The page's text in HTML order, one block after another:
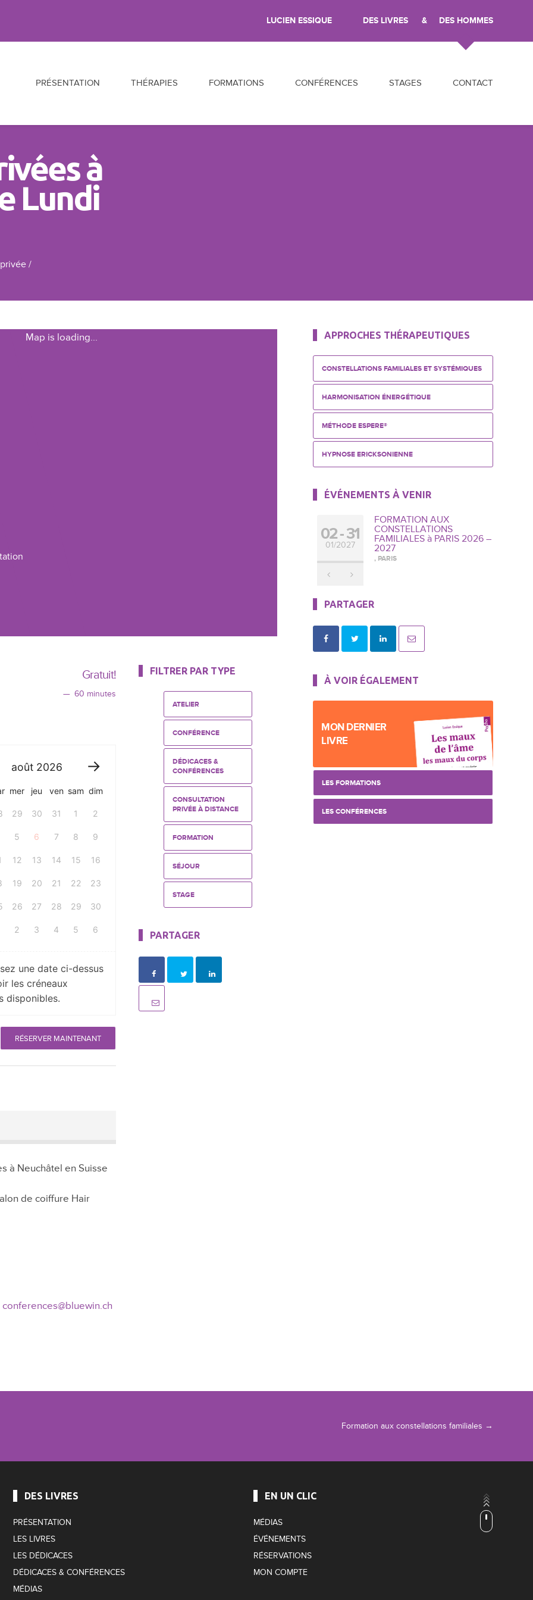
LUCIEN ESSIQUE DES LIVRES DES HOMMES
PRÉSENTATION THÉRAPIES FORMATIONS CONFÉRENCES STAGES CONTACT
à
Lundi
/
Map is loading...
Gratuit!
60 minutes
août 2026
mer jeu ven sam dim
29 30 31 1 2
5 6 7 8 9
12 13 14 15 16
19 20 21 22 23
26 27 28 29 30
2 3 4 5 6
une date ci-dessus
les créneaux
disponibles.
RÉSERVER MAINTENANT
à Neuchâtel en Suisse
de coiffure Hair
conferences@bluewin.ch
FILTRER PAR TYPE
ATELIER
CONFÉRENCE
DÉDICACES &
CONFÉRENCES
CONSULTATION
PRIVÉE À DISTANCE
FORMATION
SÉJOUR
STAGE
PARTAGER
APPROCHES THÉRAPEUTIQUES
CONSTELLATIONS FAMILIALES ET SYSTÉMIQUES
HARMONISATION ÉNERGÉTIQUE
MÉTHODE ESPERE®
HYPNOSE ERICKSONIENNE
ÉVÉNEMENTS À VENIR
02 31
01/2027
FORMATION AUX
CONSTELLATIONS
FAMILIALES à PARIS 2026 –
2027
, PARIS
PARTAGER
À VOIR ÉGALEMENT
MON DERNIER
LIVRE
LES FORMATIONS
LES CONFÉRENCES
Formation aux constellations familiales →
DES LIVRES
PRÉSENTATION
LES LIVRES
LES DÉDICACES
DÉDICACES & CONFÉRENCES
MÉDIAS
EN UN CLIC
MÉDIAS
ÉVÉNEMENTS
RÉSERVATIONS
MON COMPTE